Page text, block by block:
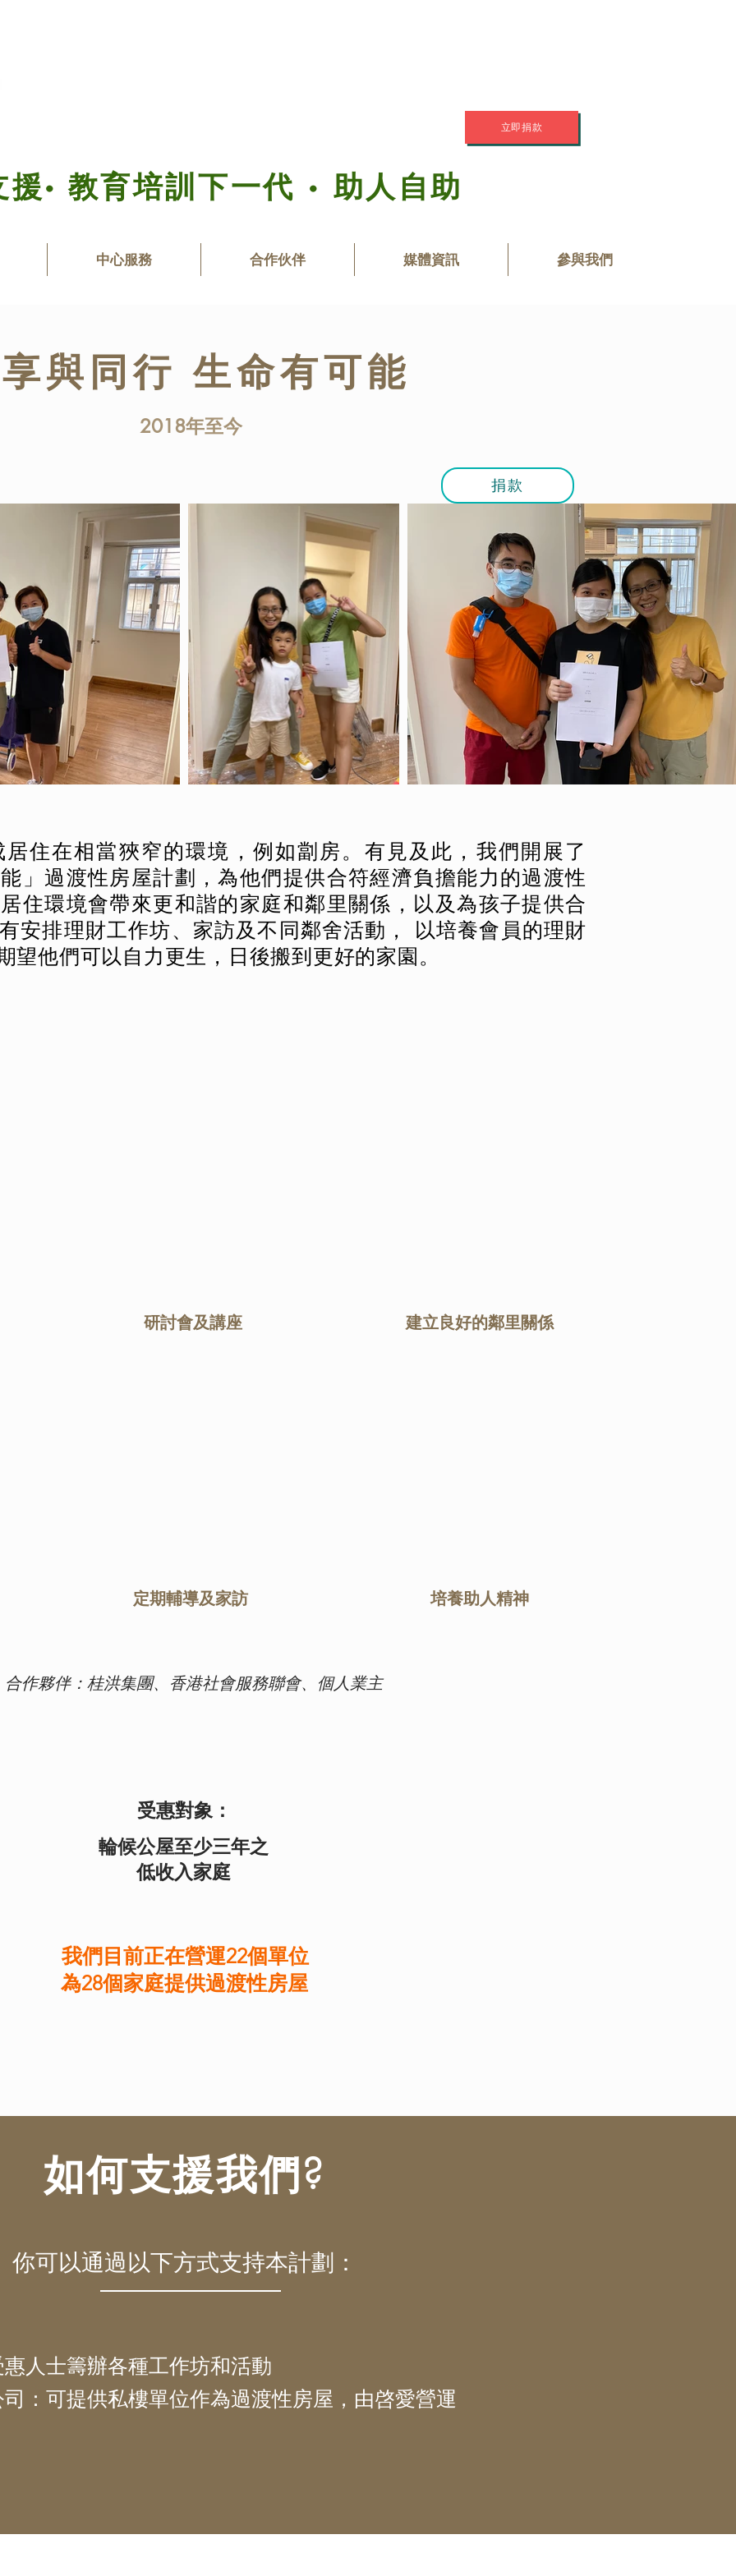
立即捐款
援• 教育培訓下一代 • 助人自助
中心服務 合作伙伴 媒體資訊 參與我們
與同行 生命有可能
2018年至今
捐款
住在相當狹窄的環境，例如劏房。有見及此，我們開展了
」過渡性房屋計劃，為他們提供合符經濟負擔能力的過渡性
住環境會帶來更和諧的家庭和鄰里關係，以及為孩子提供合
安排理財工作坊、家訪及不同鄰舍活動， 以培養會員的理財
望他們可以自力更生，日後搬到更好的家園。
研討會及講座
定期輔導及家訪
建立良好的鄰里關係
培養助人精神
合作夥伴：桂洪集團、香港社會服務聯會、個人業主
受惠對象：
輪候公屋至少三年之
低收入家庭
我們目前正在營運22個單位
為28個家庭提供過渡性房屋
如何支援我們?
你可以通過以下方式支持本計劃：
人士籌辦各種工作坊和活動
：可提供私樓單位作為過渡性房屋，由啓愛營運